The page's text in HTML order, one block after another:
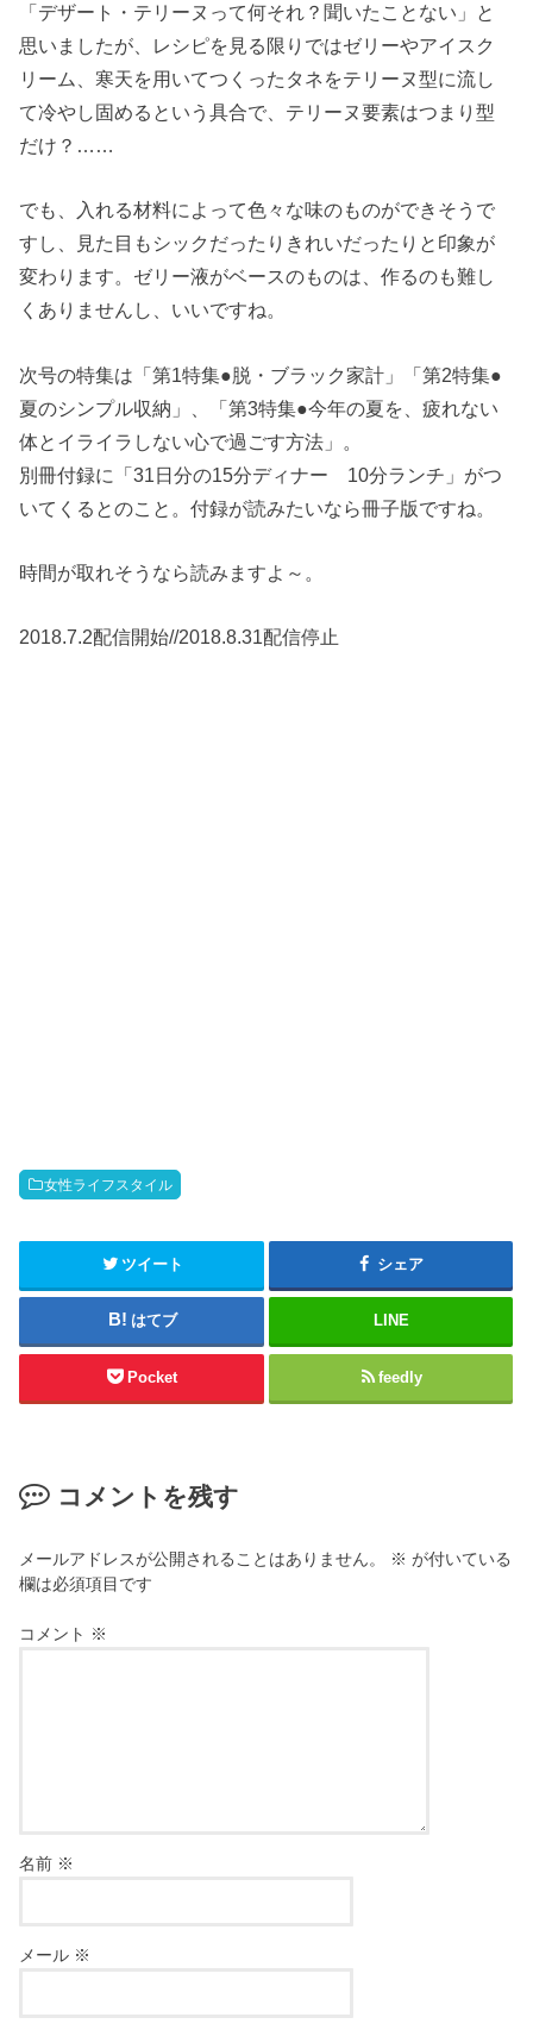
「デザート・テリーヌって何それ？聞いたことない」と
思いましたが、レシピを見る限りではゼリーやアイスク
リーム、寒天を用いてつくったタネをテリーヌ型に流し
て冷やし固めるという具合で、テリーヌ要素はつまり型
だけ？……
でも、入れる材料によって色々な味のものができそうで
すし、見た目もシックだったりきれいだったりと印象が
変わります。ゼリー液がベースのものは、作るのも難し
くありませんし、いいですね。
次号の特集は「第1特集●脱・ブラック家計」「第2特集●
夏のシンプル収納」、「第3特集●今年の夏を、疲れない
体とイライラしない心で過ごす方法」。
別冊付録に「31日分の15分ディナー 10分ランチ」がつ
いてくるとのこと。付録が読みたいなら冊子版ですね。
時間が取れそうなら読みますよ～。
2018.7.2配信開始//2018.8.31配信停止
女性ライフスタイル
ツイート シェア
はてブ LINE
Pocket feedly
コメントを残す
メールアドレスが公開されることはありません。 ※ が付いている
欄は必須項目です
コメント ※
名前 ※
メール ※